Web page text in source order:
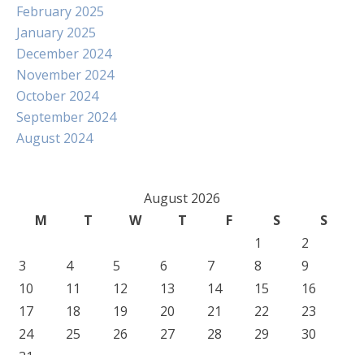
February 2025
January 2025
December 2024
November 2024
October 2024
September 2024
August 2024
August 2026
M
T W T F S
S
1
2
3
4 5 6 7 8
9
10
11 12 13 14 15
16
17
18 19 20 21 22
23
24
25 26 27 28 29
30